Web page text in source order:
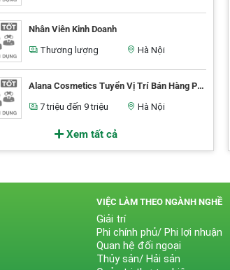
Nhân Viên Kinh Doanh
Thương lượng
Hà Nội
Alana Cosmetics Tuyển Vị Trí Bán Hàng Parttime Không Yêu Cầu Kinh Nghiệm
7 triệu đến 9 triệu
Hà Nội
Xem tất cả
VIỆC LÀM THEO NGÀNH NGHỀ
Giải trí
Phi chính phủ/ Phi lợi nhuận
Quan hệ đối ngoại
Thủy sản/ Hải sản